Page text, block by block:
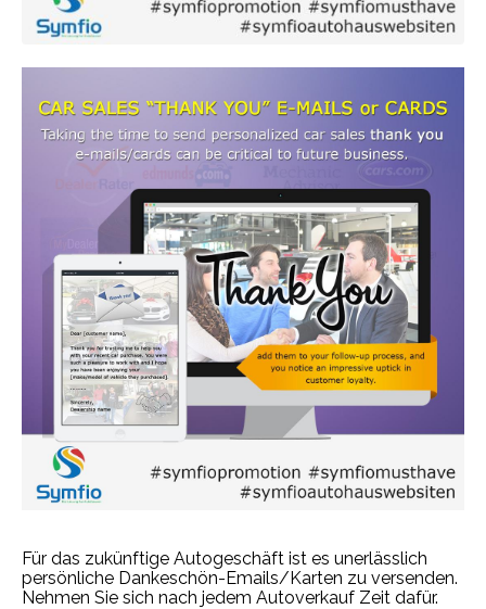
Für das zukünftige Autogeschäft ist es unerlässlich
persönliche Dankeschön-Emails/Karten zu versenden.
Nehmen Sie sich nach jedem Autoverkauf Zeit dafür.